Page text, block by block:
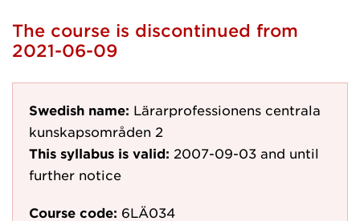
The course is discontinued from
2021-06-09
Swedish name: Lärarprofessionens centrala
kunskapsområden 2
This syllabus is valid: 2007-09-03 and until
further notice
Course code: 6LÄ034